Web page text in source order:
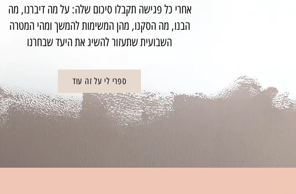
אחרי כל פגישה תקבלו סיכום שלה: על מה דיברנו, מה
הבנו, מה הסקנו, מהן המשימות להמשך ומהי המטרה
השבועית שתעזור להשיג את היעד שבחרנו
ספרי לי על זה עוד